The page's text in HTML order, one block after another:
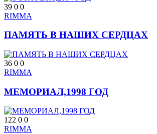
39 0 0
RIMMA
ПАМЯТЬ В НАШИХ СЕРДЦАХ
36 0 0
RIMMA
МЕМОРИАЛ,1998 ГОД
122 0 0
RIMMA